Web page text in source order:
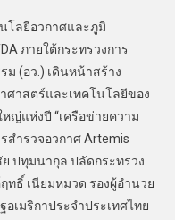
โลยีอวกาศและภูมิ
ภายใต้กระทรวงการ
ม (อว.) เดินหน้าสร้าง
ศาสตร์และเทคโนโลยีของ
ญ่แห่งปี “เครือข่ายความ
สำรวจอวกาศ Artemis
ย ปทุมนากุล ปลัดกระทรวง
ทธิ์ เนียมหมวด รองผู้อำนวย
อเมริกาประจำประเทศไทย